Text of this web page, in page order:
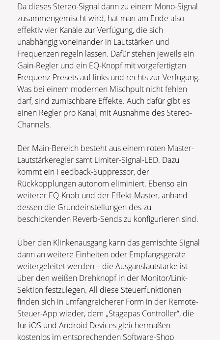
Da dieses Stereo-Signal dann zu einem Mono-Signal
zusammengemischt wird, hat man am Ende also
effektiv vier Kanäle zur Verfügung, die sich
unabhängig voneinander in Lautstärken und
Frequenzen regeln lassen. Dafür stehen jeweils ein
Gain-Regler und ein EQ-Knopf mit vorgefertigten
Frequenz-Presets auf links und rechts zur Verfügung.
Was bei einem modernen Mischpult nicht fehlen
darf, sind zumischbare Effekte. Auch dafür gibt es
einen Regler pro Kanal, mit Ausnahme des Stereo-
Channels.
Der Main-Bereich besteht aus einem roten Master-
Lautstärkeregler samt Limiter-Signal-LED. Dazu
kommt ein Feedback-Suppressor, der
Rückkopplungen autonom eliminiert. Ebenso ein
weiterer EQ-Knob und der Effekt-Master, anhand
dessen die Grundeinstellungen des zu
beschickenden Reverb-Sends zu konfigurieren sind.
Über den Klinkenausgang kann das gemischte Signal
dann an weitere Einheiten oder Empfangsgeräte
weitergeleitet werden – die Ausganslautstärke ist
über den weißen Drehknopf in der Monitor/Link-
Sektion festzulegen. All diese Steuerfunktionen
finden sich in umfangreicherer Form in der Remote-
Steuer-App wieder, dem „Stagepas Controller“, die
für iOS und Android Devices gleichermaßen
kostenlos im entsprechenden Software-Shop